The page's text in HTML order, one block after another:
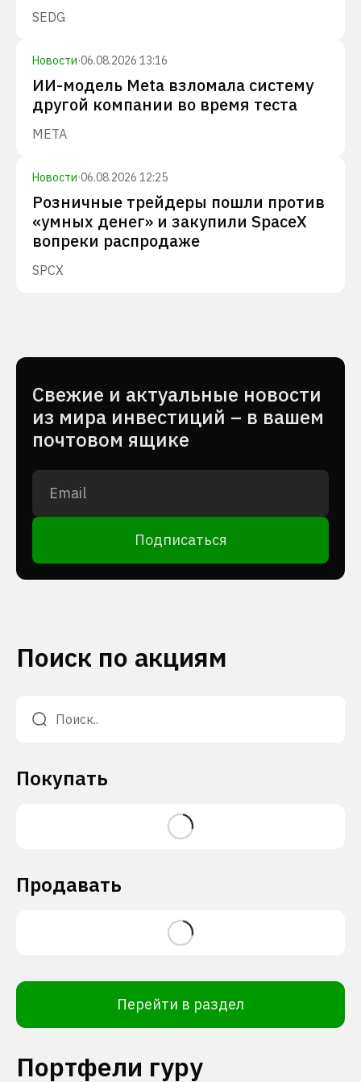
SEDG
Новости·06.08.2026 13:16
ИИ-модель Meta взломала систему
другой компании во время теста
META
Новости·06.08.2026 12:25
Розничные трейдеры пошли против
«умных денег» и закупили SpaceX
вопреки распродаже
SPCX
Cвежие и актуальные новости
из мира инвестиций – в вашем
почтовом ящике
Подписаться
Поиск по акциям
Покупать
Продавать
Перейти в раздел
Портфели гуру